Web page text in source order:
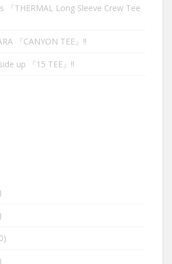
『THERMAL Long Sleeve Crew Tee
『CANYON TEE』‼︎
up 『15 TEE』‼︎